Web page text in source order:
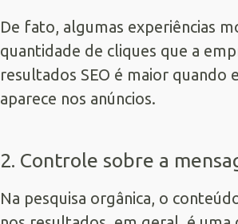
De fato, algumas experiências
quantidade de cliques que a
resultados SEO é maior quando
aparece nos anúncios.
2. Controle sobre a
Na pesquisa orgânica, o